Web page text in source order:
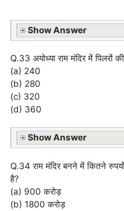
Show Answer
Q.33 अयोध्या राम मंदिर में पिलरों
(a) 240
(b) 280
(c) 320
(d) 360
Show Answer
Q.34 राम मंदिर बनने में कितने
है?
(a) 900 करोड़
(b) 1800 करोड़